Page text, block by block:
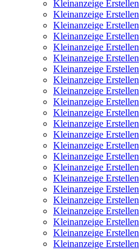
Kleinanzeige Erstellen
Kleinanzeige Erstellen
Kleinanzeige Erstellen
Kleinanzeige Erstellen
Kleinanzeige Erstellen
Kleinanzeige Erstellen
Kleinanzeige Erstellen
Kleinanzeige Erstellen
Kleinanzeige Erstellen
Kleinanzeige Erstellen
Kleinanzeige Erstellen
Kleinanzeige Erstellen
Kleinanzeige Erstellen
Kleinanzeige Erstellen
Kleinanzeige Erstellen
Kleinanzeige Erstellen
Kleinanzeige Erstellen
Kleinanzeige Erstellen
Kleinanzeige Erstellen
Kleinanzeige Erstellen
Kleinanzeige Erstellen
Kleinanzeige Erstellen
Kleinanzeige Erstellen